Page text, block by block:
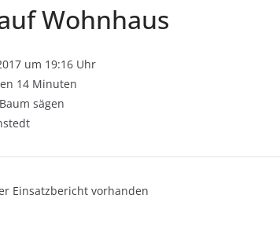
Wohnhaus
um 19:16 Uhr
14 Minuten
sägen
Einsatzbericht vorhanden